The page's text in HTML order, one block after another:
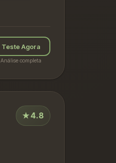
Teste Agora
Análise completa
★4.8